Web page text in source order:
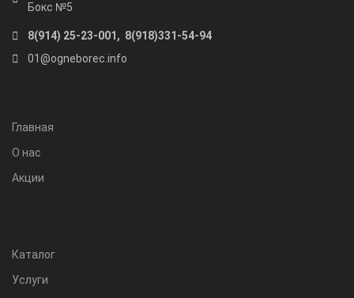
Бокс №5
8(914) 25-23-001, 8(918)331-54-94
01@ogneborec.info
Главная
О нас
Акции
Каталог
Услуги